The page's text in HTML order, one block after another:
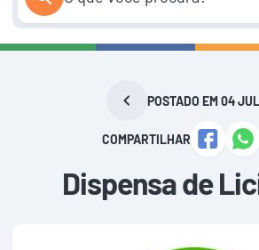
POSTADO EM 04
COMPARTILHAR
Dispensa de